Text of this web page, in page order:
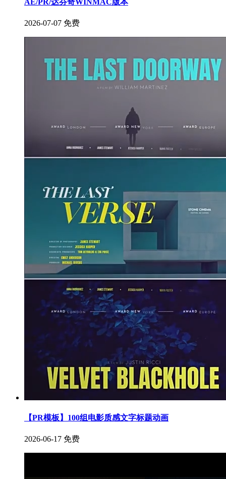
2026-07-07 免费
【PR模板】100组电影质感文字标题动画
2026-06-17 免费